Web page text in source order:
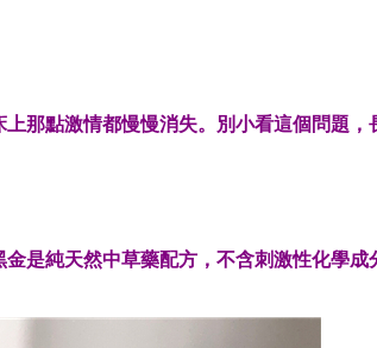
那點激情都慢慢消失。別小看這個問題
是純天然中草藥配方，不含刺激性化學